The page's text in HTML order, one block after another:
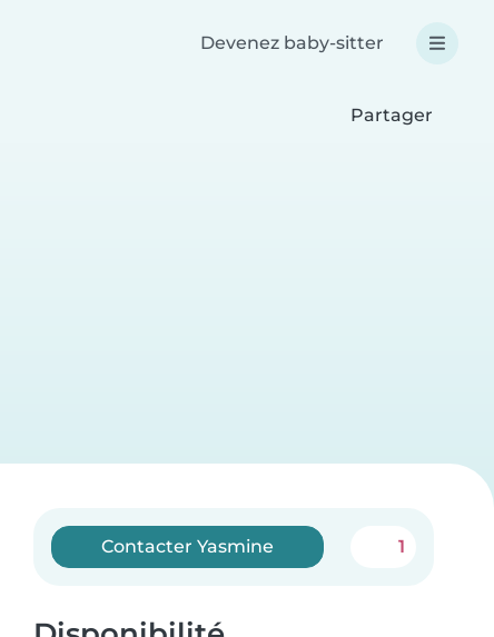
Devenez baby-sitter
Partager
Contacter Yasmine 1